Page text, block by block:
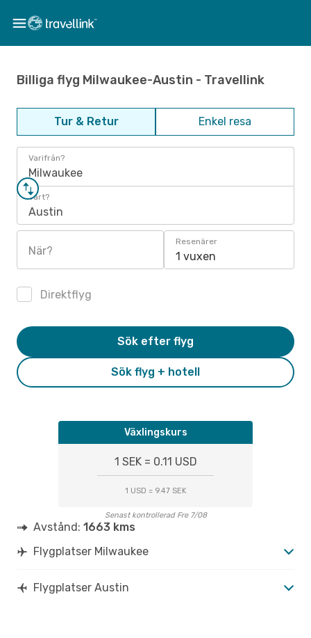
Billiga flyg Milwaukee-Austin - Travellink
Tur & Retur Enkel resa
Varifrån?
Milwaukee
Vart?
Austin
När?
Resenärer
1 vuxen
Direktflyg
Sök flyg + hotell
Sök efter flyg
Växlingskurs
1 SEK = 0.11 USD
1 USD = 9.47 SEK
Senast kontrollerad Fre 7/08
Avstånd: 1663 kms
Flygplatser Milwaukee
Flygplatser Austin